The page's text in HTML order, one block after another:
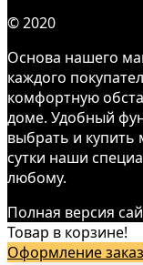
© 2020
Основа нашего
каждого
комфортную
доме. Удобный
выбрать и
сутки наши
любому.
Полная версия
Товар в корзине!
Оформление